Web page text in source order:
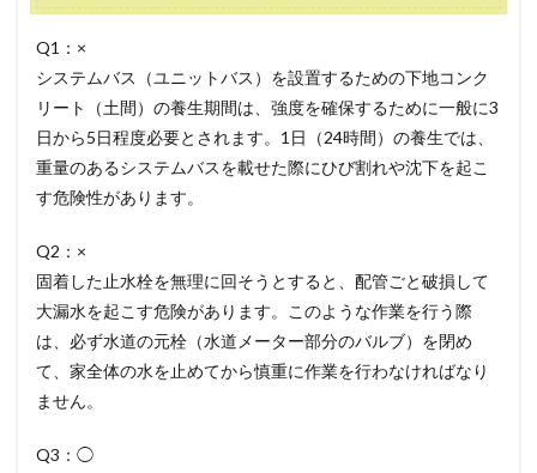
Q1：×
システムバス（ユニットバス）を設置するための下地コンク
リート（土間）の養生期間は、強度を確保するために一般に3
日から5日程度必要とされます。1日（24時間）の養生では、
重量のあるシステムバスを載せた際にひび割れや沈下を起こ
す危険性があります。
Q2：×
固着した止水栓を無理に回そうとすると、配管ごと破損して
大漏水を起こす危険があります。このような作業を行う際
は、必ず水道の元栓（水道メーター部分のバルブ）を閉め
て、家全体の水を止めてから慎重に作業を行わなければなり
ません。
Q3：◯